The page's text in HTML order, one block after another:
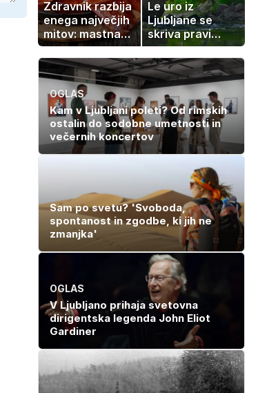
Zdravnik razbija
enega največjih
mitov: mastna
jetra ne
nastanejo
zaradi slanine,
temveč zaradi
živila, ki ga
imamo vsi radi
Le uro iz
Ljubljane se
skriva pravi
naravni čudež:
izlet, ki bo
navdušil otroke
OGLAS
Kam v Ljubljani poleti? Od rimskih
ostalin do sodobne umetnosti in
večernih koncertov
Sam po svetu? 'Svoboda,
spontanost in zgodbe, ki jih ne
zmanjka'
OGLAS
V Ljubljano prihaja svetovna
dirigentska legenda John Eliot
Gardiner